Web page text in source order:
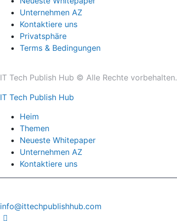
Unternehmen AZ
Kontaktiere uns
Privatsphäre
Terms & Bedingungen
IT Tech Publish Hub © Alle Rechte vorbehalten.
IT Tech Publish Hub
Heim
Themen
Neueste Whitepaper
Unternehmen AZ
Kontaktiere uns
info@ittechpublishhub.com